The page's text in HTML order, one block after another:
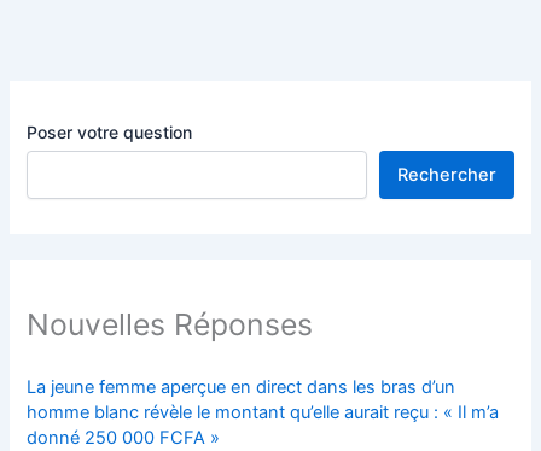
Poser votre question
Rechercher
Nouvelles Réponses
La jeune femme aperçue en direct dans les bras d’un
homme blanc révèle le montant qu’elle aurait reçu : « Il m’a
donné 250 000 FCFA »